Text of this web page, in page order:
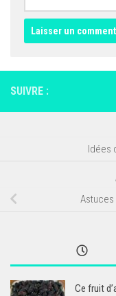
SUIVRE :
Idées
Astuces
Ce fruit